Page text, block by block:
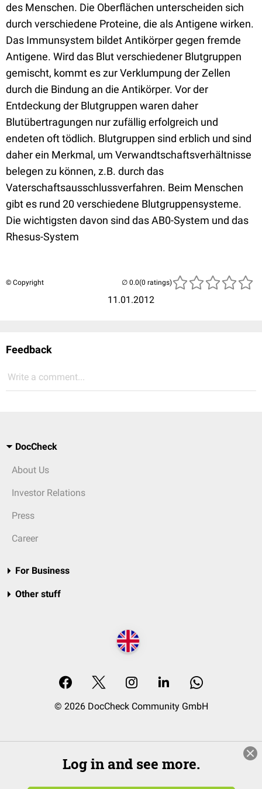
des Menschen. Die Oberflächen unterscheiden sich
durch verschiedene Proteine, die als Antigene wirken.
Das Immunsystem bildet Antikörper gegen fremde
Antigene. Wird das Blut verschiedener Blutgruppen
gemischt, kommt es zur Verklumpung der Zellen
durch die Bindung an die Antikörper. Vor der
Entdeckung der Blutgruppen waren daher
Blutübertragungen nur zufällig erfolgreich und
endeten oft tödlich. Blutgruppen sind erblich und sind
daher ein Merkmal, um Verwandtschaftsverhältnisse
belegen zu können, z.B. durch das
Vaterschaftsausschlussverfahren. Beim Menschen
gibt es rund 20 verschiedene Blutgruppensysteme.
Die wichtigsten davon sind das AB0-System und das
Rhesus-System
© Copyright
11.01.2012
(0 ratings)
Feedback
Write a comment...
DocCheck
About Us
Investor Relations
Press
Career
For Business
Other stuff
© 2026 DocCheck Community GmbH
Log in and see more.